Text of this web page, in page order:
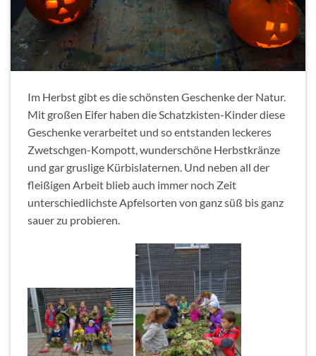
Im Herbst gibt es die schönsten Geschenke der Natur.
Mit großen Eifer haben die Schatzkisten-Kinder diese
Geschenke verarbeitet und so entstanden leckeres
Zwetschgen-Kompott, wunderschöne Herbstkränze
und gar gruslige Kürbislaternen. Und neben all der
fleißigen Arbeit blieb auch immer noch Zeit
unterschiedlichste Apfelsorten von ganz süß bis ganz
sauer zu probieren.